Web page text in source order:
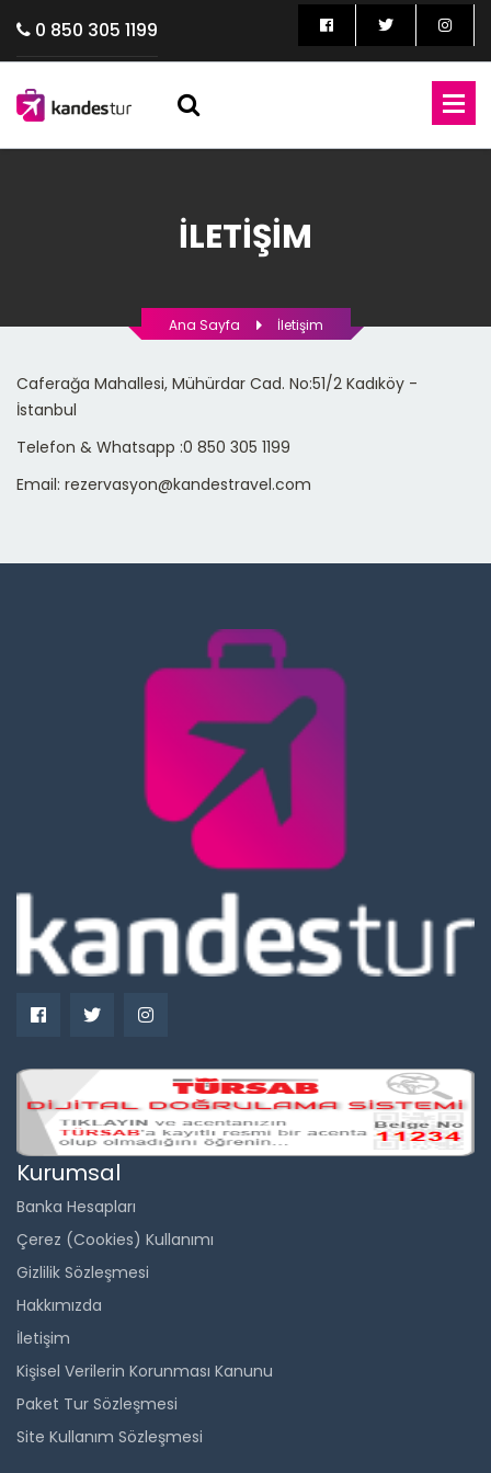
0 850 305 1199
İLETIŞIM
Ana Sayfa İletişim
Caferağa Mahallesi, Mühürdar Cad. No:51/2 Kadıköy -
İstanbul
Telefon & Whatsapp :0 850 305 1199
Email: rezervasyon@kandestravel.com
Kurumsal
Banka Hesapları
Çerez (Cookies) Kullanımı
Gizlilik Sözleşmesi
Hakkımızda
İletişim
Kişisel Verilerin Korunması Kanunu
Paket Tur Sözleşmesi
Site Kullanım Sözleşmesi